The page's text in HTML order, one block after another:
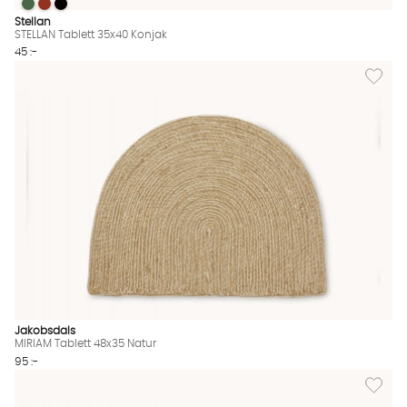
STELLAN Tablett 35x40 Konjak Finns även i dessa färger:
STELLAN Tablett 35x40 Konjak
STELLAN Tablett 35x40 Konjak
STELLAN Tablett 35x40 Konjak
Stellan
STELLAN Tablett 35x40 Konjak
45 :-
Lägg
Jakobsdals
MIRIAM Tablett 48x35 Natur
95 :-
Lägg